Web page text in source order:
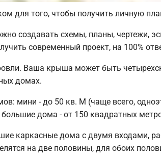
для того, чтобы получить личную
создавать схемы, планы, чертежи,
современный проект, на 100%
Ваша крыша может быть
домах.
мини - до 50 кв. М (чаще всего,
дома - от 150 квадратных
каркасные дома с двумя входами,
на две половины, для обоих